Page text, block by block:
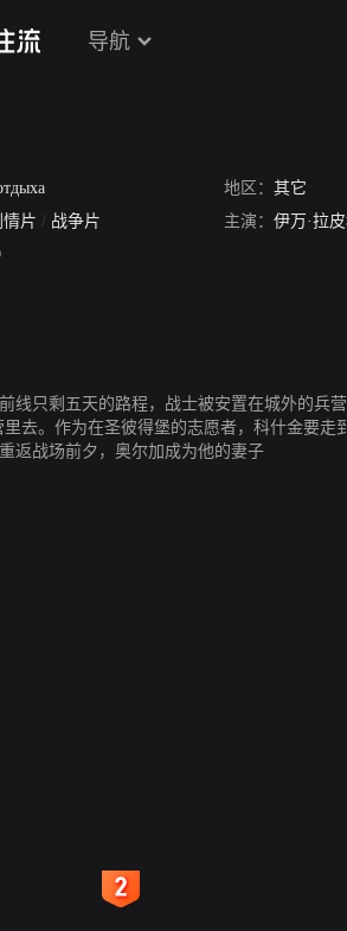
导航
地区： 其它
情片 / 战争片 主演： 伊万·拉
线只剩五天的路程，战士被安置在城外的兵
里去。作为在圣彼得堡的志愿者，科什金要
返战场前夕，奥尔加成为他的妻子